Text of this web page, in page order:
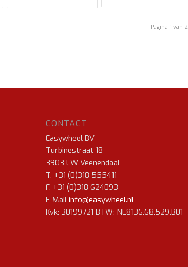
Pagina 1 van 2
CONTACT
Easywheel BV
Turbinestraat 18
3903 LW Veenendaal
T. +31 (0)318 555411
F. +31 (0)318 624093
E-Mail info@easywheel.nl
Kvk: 30199721 BTW: NL8136.68.529.B01